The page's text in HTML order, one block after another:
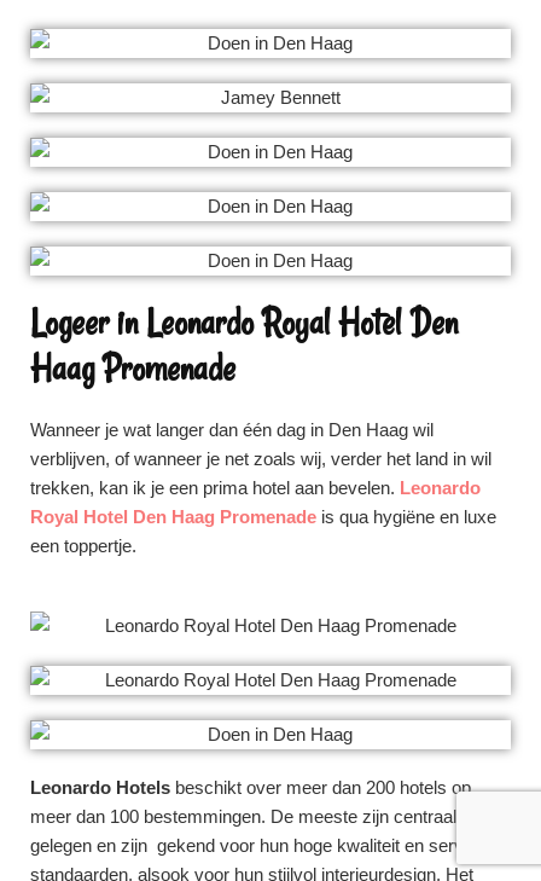
Logeer in Leonardo Royal Hotel Den
Haag Promenade
Wanneer je wat langer dan één dag in Den Haag wil
verblijven, of wanneer je net zoals wij, verder het land in wil
trekken, kan ik je een prima hotel aan bevelen. Leonardo
Royal Hotel Den Haag Promenade is qua hygiëne en luxe
een toppertje.
Leonardo Hotels beschikt over meer dan 200 hotels op
meer dan 100 bestemmingen. De meeste zijn centraal
gelegen en zijn gekend voor hun hoge kwaliteit en service
standaarden, alsook voor hun stijlvol interieurdesign. Het